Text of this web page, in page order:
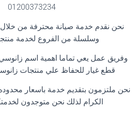
01200373234
نحن نقدم خدمة صيانة محترفة من خلال
وسلسلة من الفروع لخدمة
وفريق عمل يعي تماما اهمية اسم
قطع غيار للحفاظ علي منتجات
نحن ملتزمون بتقديم خدمة باسعار
الكرام لذلك نحن متوجدون